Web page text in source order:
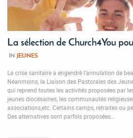
La sélection de Church4You
IN JEUNES
La crise sanitaire a engendré l’annulation de
Néanmoins, la Liaison des Pastorales des
qui reprend toutes les activités proposées par
jeunes diocésaines, les communautés
associations,etc. Certains camps, retraites ou
Des alternatives sont parfois proposées…